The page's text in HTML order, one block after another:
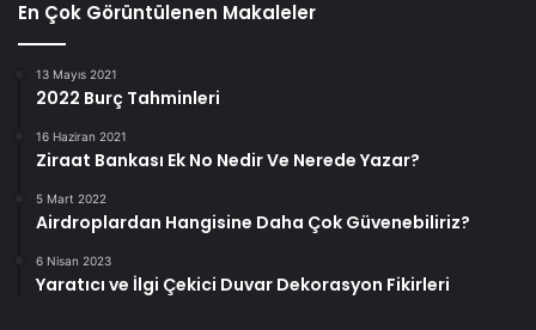
En Çok Görüntülenen Makaleler
13 Mayıs 2021
2022 Burç Tahminleri
16 Haziran 2021
Ziraat Bankası Ek No Nedir Ve Nerede Yazar?
5 Mart 2022
Airdroplardan Hangisine Daha Çok Güvenebiliriz?
6 Nisan 2023
Yaratıcı ve İlgi Çekici Duvar Dekorasyon Fikirleri